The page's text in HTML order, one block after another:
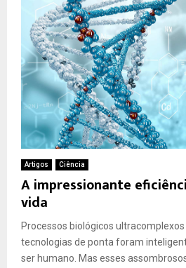
Artigos Ciência
A impressionante
vida
Processos biológicos
tecnologias de ponta foram
ser humano. Mas esses